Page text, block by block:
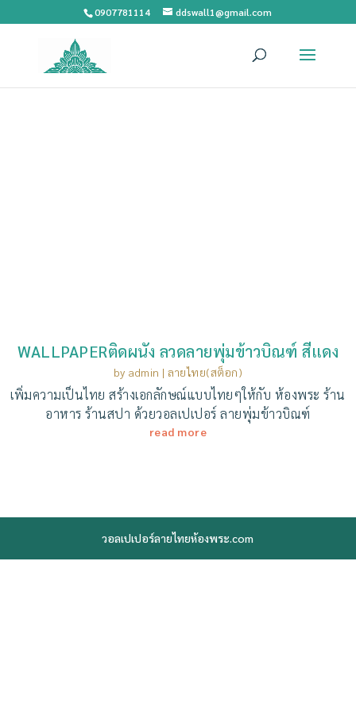
0907781114 ddswall1@gmail.com
WALLPAPERติดผนัง ลวดลายพุ่มข้าวบิณฑ์ สีแดง
by admin |ลายไทย(สต็อก)
เพิ่มความเป็นไทย สร้างเอกลักษณ์แบบไทยๆให้กับ ห้องพระ ร้าน
อาหาร ร้านสปา ด้วยวอลเปเปอร์ ลายพุ่มข้าวบิณฑ์
read more
วอลเปเปอร์ลายไทยห้องพระ.com